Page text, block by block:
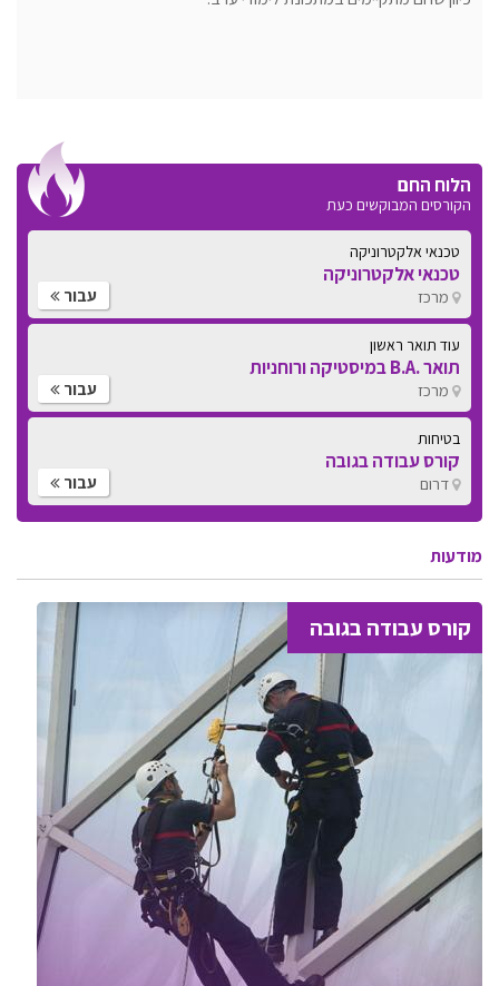
הלוח החם
הקורסים המבוקשים כעת
טכנאי אלקטרוניקה
טכנאי אלקטרוניקה
מרכז עבור
עוד תואר ראשון
תואר .B.A במיסטיקה ורוחניות
מרכז עבור
בטיחות
קורס עבודה בגובה
דרום עבור
מודעות
קורס עבודה בגובה